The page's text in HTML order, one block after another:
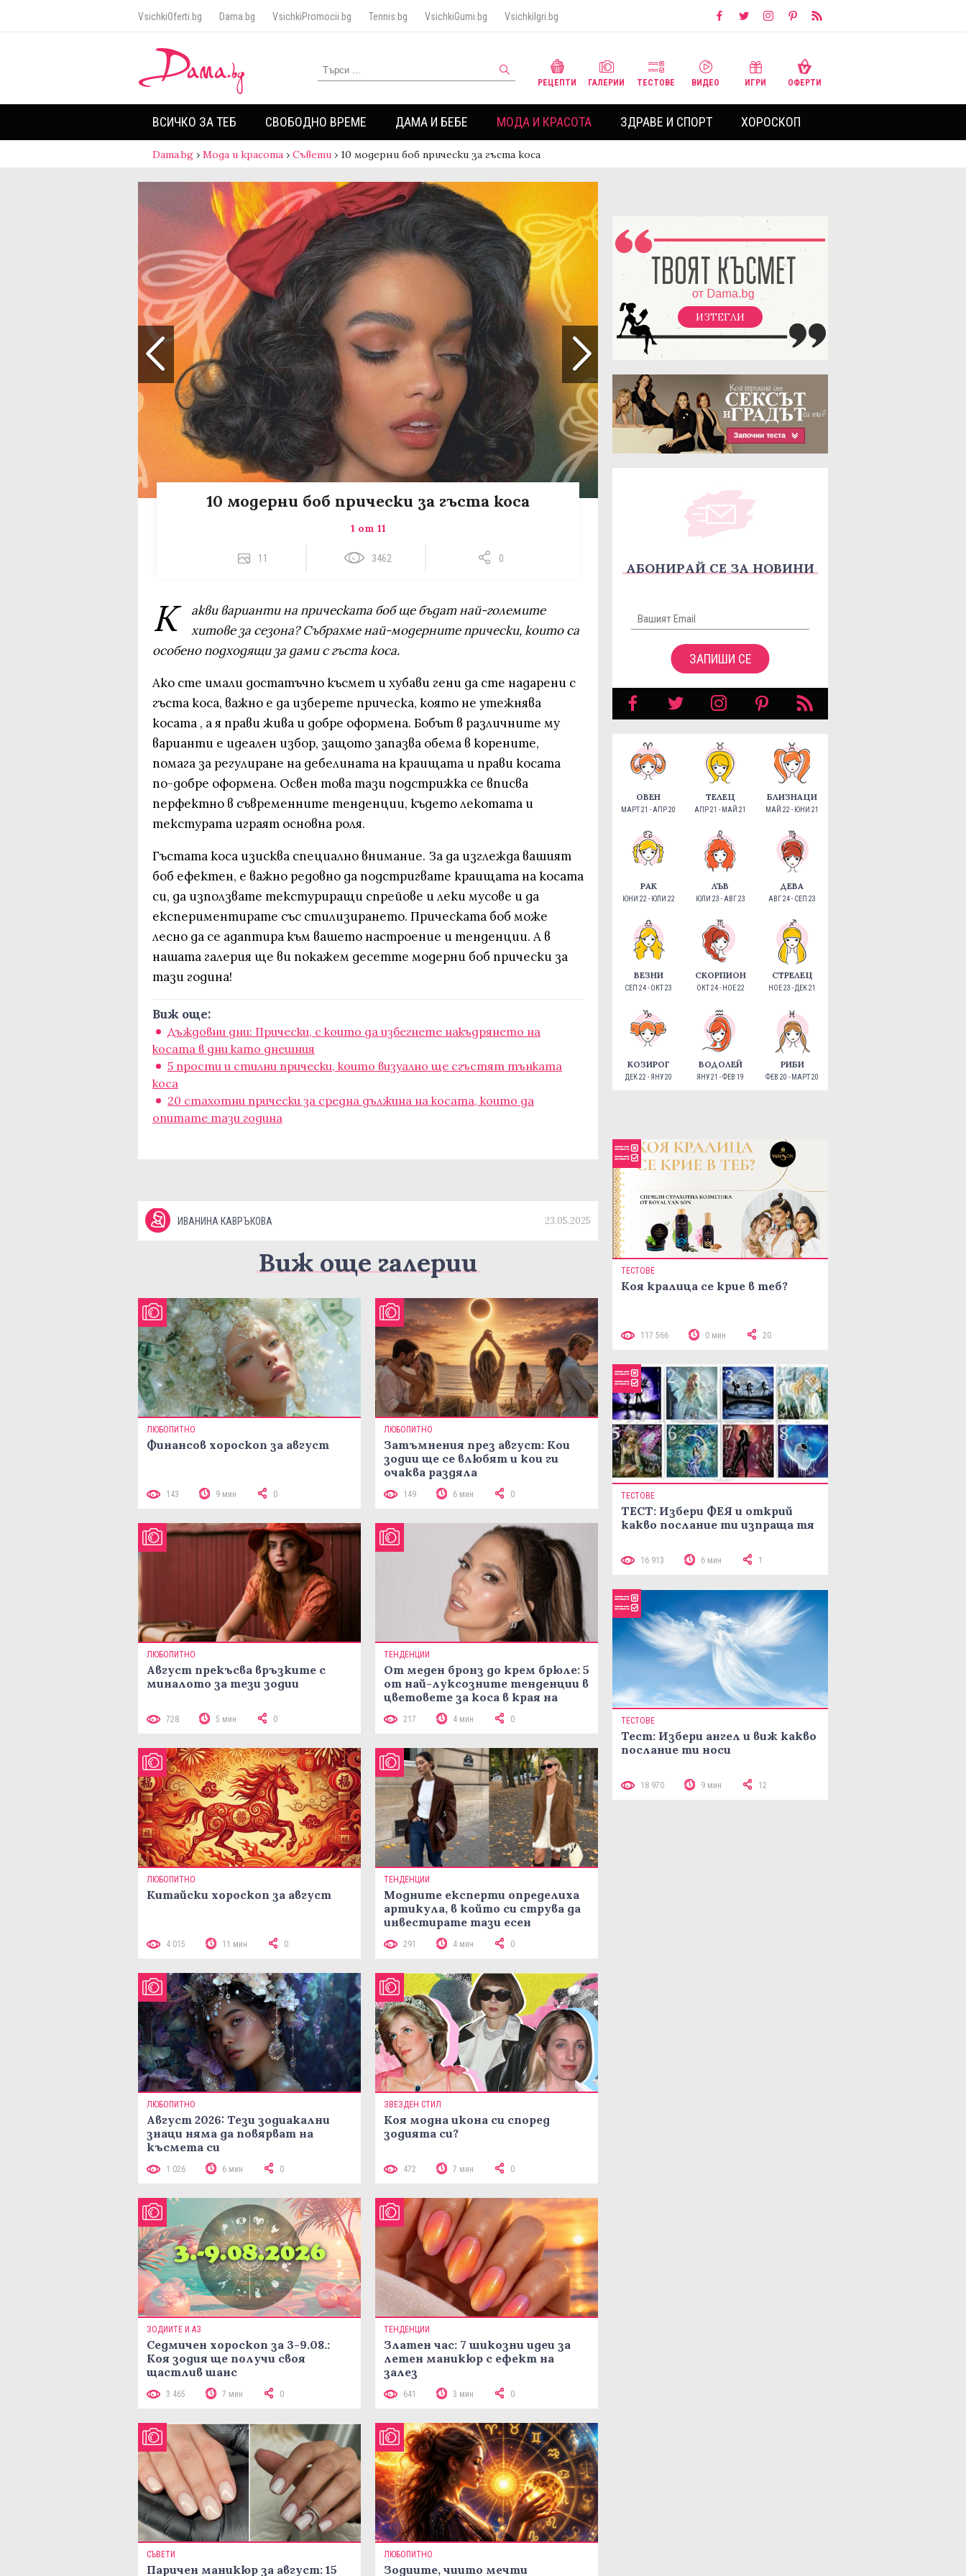
VsichkiOferti.bg Dama.bg VsichkiPromocii.bg Tennis.bg VsichkiGumi.bg VsichkiIgri.bg
РЕЦЕПТИ ГАЛЕРИИ ТЕСТОВЕ ВИДЕО ИГРИ ОФЕРТИ
ВСИЧКО ЗА ТЕБ СВОБОДНО ВРЕМЕ ДАМА И БЕБЕ МОДА И КРАСОТА ЗДРАВЕ И СПОРТ ХОРОСКОП
Dama.bg › Мода и красота › Съвети › 10 модерни боб прически за гъста коса
10 модерни боб прически за гъста коса
1 от 11
11 3462 0
К
акви варианти на прическата боб ще бъдат най-големите
хитове за сезона? Събрахме най-модерните прически, които са
особено подходящи за дами с гъста коса.
Ако сте имали достатъчно късмет и хубави гени да сте надарени с
гъста коса, важно е да изберете прическа, която не утежнява
косата , а я прави жива и добре оформена. Бобът в различните му
варианти е идеален избор, защото запазва обема в корените,
помага за регулиране на дебелината на краищата и прави косата
по-добре оформена. Освен това тази подстрижка се вписва
перфектно в съвременните тенденции, където лекотата и
текстурата играят основна роля.
Гъстата коса изисква специално внимание. За да изглежда вашият
боб ефектен, е важно редовно да подстригвате краищата на косата
си, да използвате текстуриращи спрейове и леки мусове и да
експериментирате със стилизирането. Прическата боб може
лесно да се адаптира към вашето настроение и тенденции. А в
нашата галерия ще ви покажем десетте модерни боб прически за
тази година!
Виж още:
Дъждовни дни: Прически, с които да избегнете накъдрянето на
косата в дни като днешния
5 прости и стилни прически, които визуално ще сгъстят тънката
коса
20 стахотни прически за средна дължина на косата, които да
опитате тази година
ИВАНИНА КАВРЪКОВА 23.05.2025
Виж още галерии
ЛЮБОПИТНО
Финансов хороскоп за август
143 9 мин 0
ЛЮБОПИТНО
Затъмнения през август: Кои
зодии ще се влюбят и кои ги
очаква раздяла
149 6 мин 0
ЛЮБОПИТНО
Август прекъсва връзките с
миналото за тези зодии
728 5 мин 0
ТЕНДЕНЦИИ
От меден бронз до крем брюле: 5
от най-луксозните тенденции в
цветовете за коса в края на
217 4 мин 0
ЛЮБОПИТНО
Китайски хороскоп за август
4 015 11 мин 0
ТЕНДЕНЦИИ
Модните експерти определиха
артикула, в който си струва да
инвестирате тази есен
291 4 мин 0
ЛЮБОПИТНО
Август 2026: Тези зодиакални
знаци няма да повярват на
късмета си
1 026 6 мин 0
ЗВЕЗДЕН СТИЛ
Коя модна икона си според
зодията си?
472 7 мин 0
ЗОДИИТЕ И АЗ
Седмичен хороскоп за 3-9.08.:
Коя зодия ще получи своя
щастлив шанс
3 465 7 мин 0
ТЕНДЕНЦИИ
Златен час: 7 шикозни идеи за
летен маникюр с ефект на
залез
641 3 мин 0
СЪВЕТИ
Паричен маникюр за август: 15
ЛЮБОПИТНО
Зодиите, чиито мечти
ИЗТЕГЛИ
АБОНИРАЙ СЕ ЗА НОВИНИ
ЗАПИШИ СЕ
ОВЕН
МАРТ 21 - АПР 20
ТЕЛЕЦ
АПР 21 - МАЙ 21
БЛИЗНАЦИ
МАЙ 22 - ЮНИ 21
РАК
ЮНИ 22 - ЮЛИ 22
ЛЪВ
ЮЛИ 23 - АВГ 23
ДЕВА
АВГ 24 - СЕП 23
ВЕЗНИ
СЕП 24 - ОКТ 23
СКОРПИОН
ОКТ 24 - НОЕ 22
СТРЕЛЕЦ
НОЕ 23 - ДЕК 21
КОЗИРОГ
ДЕК 22 - ЯНУ 20
ВОДОЛЕЙ
ЯНУ 21 - ФЕВ 19
РИБИ
ФЕВ 20 - МАРТ 20
ТЕСТОВЕ
Коя кралица се крие в теб?
117 566 0 мин 20
ТЕСТОВЕ
ТЕСТ: Избери ФЕЯ и открий
какво послание ти изпраща тя
16 913 6 мин 1
ТЕСТОВЕ
Тест: Избери ангел и виж какво
послание ти носи
18 970 9 мин 12